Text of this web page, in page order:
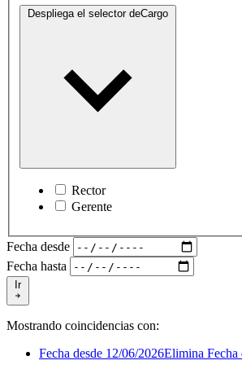
Despliega el selector deCargo
Rector
Gerente
Fecha desde
Fecha hasta
Ir
Mostrando coincidencias con:
Fecha desde 12/06/2026Elimina Fecha